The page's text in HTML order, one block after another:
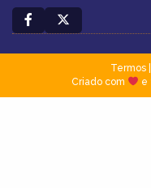
Termos|
Criado com
e